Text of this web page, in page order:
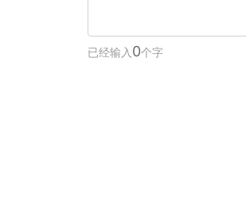
已经输入 0个字